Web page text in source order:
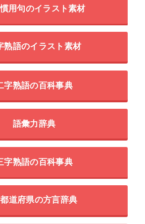
用句のイラスト素材
熟語のイラスト素材
字熟語の百科事典
語彙力辞典
字熟語の百科事典
道府県の方言辞典